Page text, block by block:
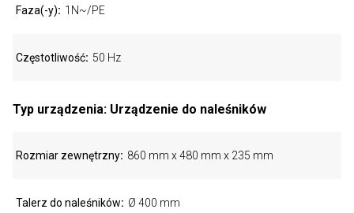
Faza(-y) 1N~/PE
Częstotliwość 50 Hz
Typ urządzenia: Urządzenie do naleśników
Rozmiar zewnętrzny 860 mm x 480 mm x 235 mm
Talerz do naleśników Ø 400 mm